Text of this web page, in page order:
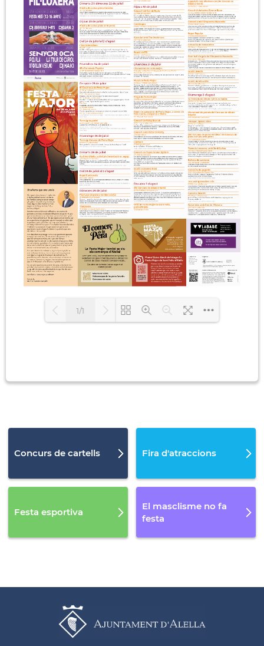
1/1
Concurs de cartells Fira d'atraccions
Festa esportiva
El masclisme no fa
festa